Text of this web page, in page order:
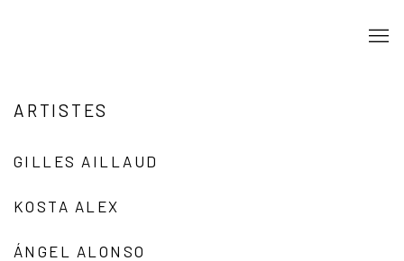
ARTISTES
GILLES AILLAUD
KOSTA ALEX
ÁNGEL ALONSO